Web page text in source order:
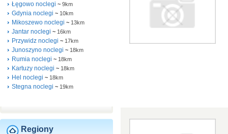
Łęgowo noclegi ~ 9km
Gdynia noclegi ~ 10km
Mikoszewo noclegi ~ 13km
Jantar noclegi ~ 16km
Przywidz noclegi ~ 17km
Junoszyno noclegi ~ 18km
Rumia noclegi ~ 18km
Kartuzy noclegi ~ 18km
Hel noclegi ~ 18km
Stegna noclegi ~ 19km
Regiony